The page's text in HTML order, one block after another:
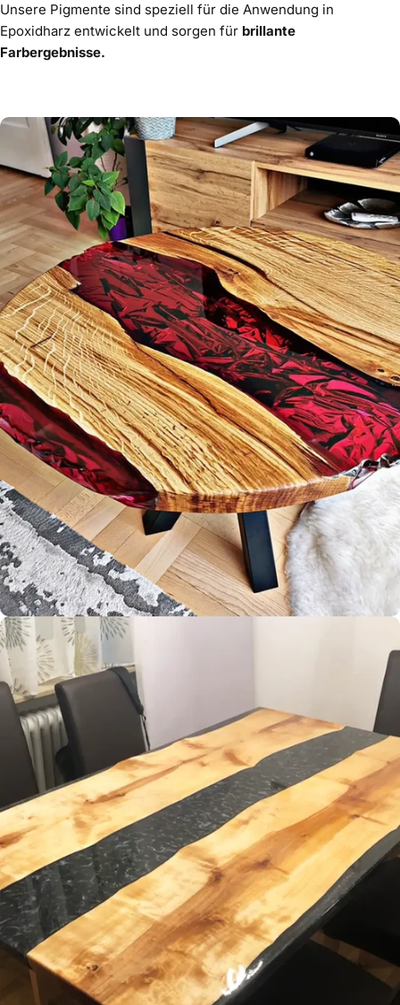
Unsere Pigmente sind speziell für die Anwendung in
Epoxidharz entwickelt und sorgen für brillante
Farbergebnisse.